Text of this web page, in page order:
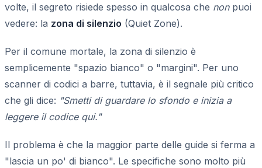
volte, il segreto risiede spesso in qualcosa che nonpuoi
vedere: la zona di silenzio (Quiet Zone).
Per il comune mortale, la zona di silenzio è
semplicemente "spazio bianco" o "margini". Per uno
scanner di codici a barre, tuttavia, è il segnale più critico
che gli dice: "Smetti di guardare lo sfondo e inizia a
leggere il codice qui."
Il problema è che la maggior parte delle guide si ferma a
"lascia un po' di bianco". Le specifiche sono molto più